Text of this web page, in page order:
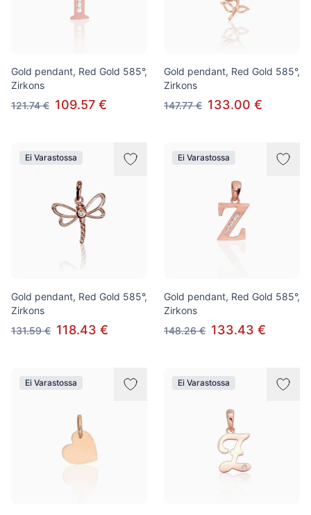
Gold pendant, Red Gold 585°,
Zirkons
121.74 € 109.57 €
Gold pendant, Red Gold 585°,
Zirkons
147.77 € 133.00 €
Ei Varastossa
Gold pendant, Red Gold 585°,
Zirkons
131.59 € 118.43 €
Ei Varastossa
Gold pendant, Red Gold 585°,
Zirkons
148.26 € 133.43 €
Ei Varastossa Ei Varastossa